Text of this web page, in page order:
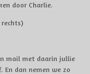
door Charlie.
mail met daarin jullie
dan nemen we zo